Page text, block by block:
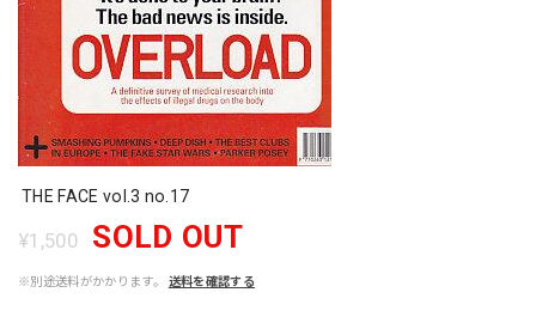
THE FACE vol.3 no.17
¥1,500 SOLD OUT
※別途送料がかかります。 送料を確認する